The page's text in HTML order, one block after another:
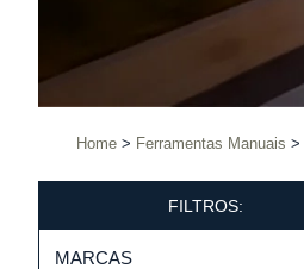
Home Ferramentas Manuais
FILTROS:
MARCAS